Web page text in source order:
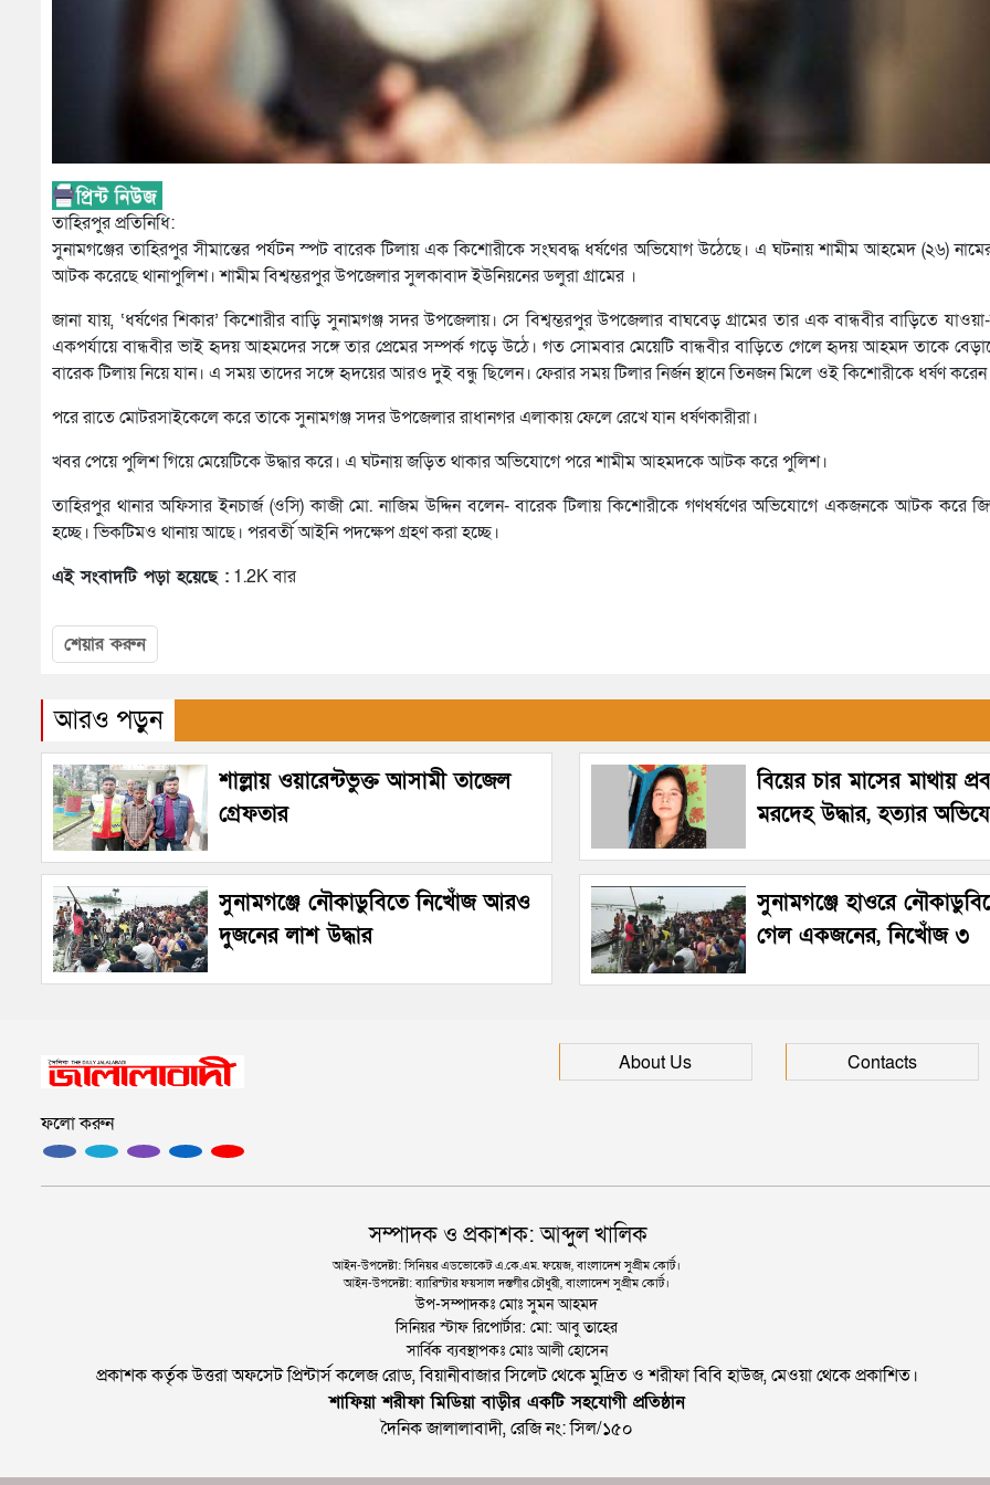
তাহিরপুর প্রতিনিধি:
সুনামগঞ্জের তাহিরপুর সীমান্তের পর্যটন স্পট বারেক টিলায় এক কিশোরীকে সংঘবদ্ধ ধর্ষণের অভিযোগ উঠেছে। এ ঘটনায় শামীম আহমেদ (২৬)
আটক করেছে থানাপুলিশ। শামীম বিশ্বম্ভরপুর উপজেলার সুলকাবাদ ইউনিয়নের ডলুরা গ্রামের ।
জানা যায়, ‘ধর্ষণের শিকার’ কিশোরীর বাড়ি সুনামগঞ্জ সদর উপজেলায়। সে বিশ্বম্ভরপুর উপজেলার বাঘবেড় গ্রামের তার এক বান্ধবীর বাড়িতে
একপর্যায়ে বান্ধবীর ভাই হৃদয় আহমদের সঙ্গে তার প্রেমের সম্পর্ক গড়ে উঠে। গত সোমবার মেয়েটি বান্ধবীর বাড়িতে গেলে হৃদয় আহমদ তাকে
বারেক টিলায় নিয়ে যান। এ সময় তাদের সঙ্গে হৃদয়ের আরও দুই বন্ধু ছিলেন। ফেরার সময় টিলার নির্জন স্থানে তিনজন মিলে ওই কিশোরীকে ধর্ষণ
পরে রাতে মোটরসাইকেলে করে তাকে সুনামগঞ্জ সদর উপজেলার রাধানগর এলাকায় ফেলে রেখে যান ধর্ষণকারীরা।
খবর পেয়ে পুলিশ গিয়ে মেয়েটিকে উদ্ধার করে। এ ঘটনায় জড়িত থাকার অভিযোগে পরে শামীম আহমদকে আটক করে পুলিশ।
তাহিরপুর থানার অফিসার ইনচার্জ (ওসি) কাজী মো. নাজিম উদ্দিন বলেন- বারেক টিলায় কিশোরীকে গণধর্ষণের অভিযোগে একজনকে আটক করে
হচ্ছে। ভিকটিমও থানায় আছে। পরবর্তী আইনি পদক্ষেপ গ্রহণ করা হচ্ছে।
এই সংবাদটি পড়া হয়েছে : 1.2K বার
শেয়ার করুন
আরও পড়ুন
শাল্লায় ওয়ারেন্টভুক্ত আসামী তাজেল
গ্রেফতার
বিয়ের চার মাসের মাথায়
মরদেহ উদ্ধার, হত্যার
সুনামগঞ্জে নৌকাডুবিতে নিখোঁজ আরও
দুজনের লাশ উদ্ধার
সুনামগঞ্জে হাওরে
গেল একজনের, নিখোঁজ ৩
ফলো করুন
About Us Contacts
সম্পাদক ও প্রকাশক: আব্দুল খালিক
আইন-উপদেষ্টা: সিনিয়র এডভোকেট এ.কে.এম. ফয়েজ, বাংলাদেশ সুপ্রীম কোর্ট।
আইন-উপদেষ্টা: ব্যারিস্টার ফয়সাল দস্তগীর চৌধুরী, বাংলাদেশ সুপ্রীম কোর্ট।
উপ-সম্পাদকঃ মোঃ সুমন আহমদ
সিনিয়র স্টাফ রিপোর্টার: মো: আবু তাহের
সার্বিক ব্যবস্থাপকঃ মোঃ আলী হোসেন
প্রকাশক কর্তৃক উত্তরা অফসেট প্রিন্টার্স কলেজ রোড, বিয়ানীবাজার সিলেট থেকে মুদ্রিত ও শরীফা বিবি হাউজ, মেওয়া থেকে প্রকাশিত।
শাফিয়া শরীফা মিডিয়া বাড়ীর একটি সহযোগী প্রতিষ্ঠান
দৈনিক জালালাবাদী, রেজি নং: সিল/১৫০